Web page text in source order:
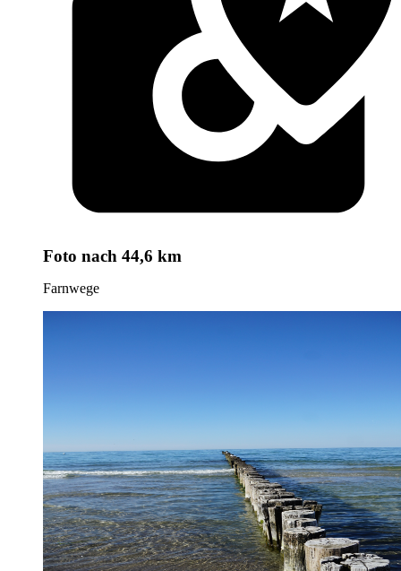
Foto nach 44,6 km
Farnwege